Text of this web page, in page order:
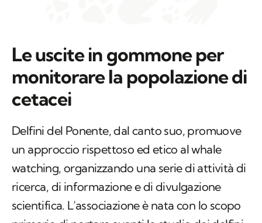
Le uscite in gommone per
monitorare la popolazione di
cetacei
Delfini del Ponente, dal canto suo, promuove
un approccio rispettoso ed etico al whale
watching, organizzando una serie di attività di
ricerca, di informazione e di divulgazione
scientifica. L’associazione è nata con lo scopo